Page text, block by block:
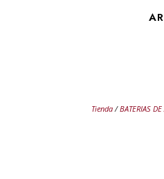
Tienda/BATERIAS